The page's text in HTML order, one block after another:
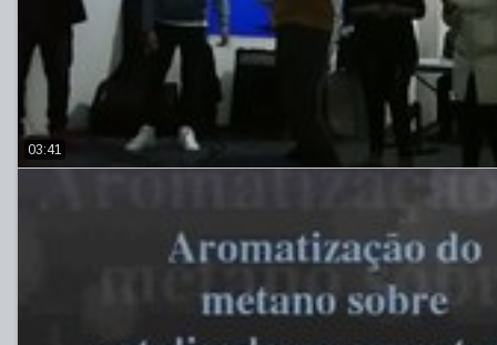
03:41